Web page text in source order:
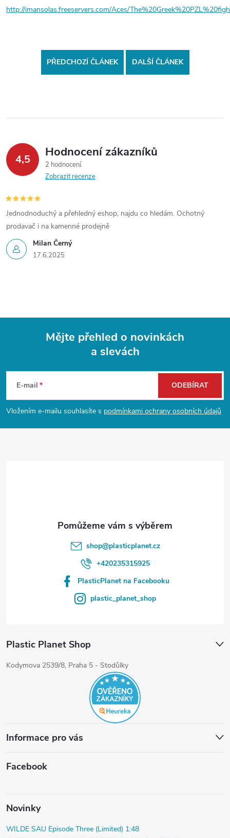
http://imansolas.freeservers.com/Aces/
PŘEDCHOZÍ ČLÁNEK DALŠÍ ČLÁNEK
4,5 Hodnocení zákazníků
2 hodnocení
Zobrazit recenze
Milan Černý
17.6.2025
Jednodnoduchý a přehledný eshop, najdu co hledám. Ochotný
prodavač i na kamenné prodejně
p
a
Mějte přehled o novinkách
a slevách
E-mail
Vložením e-mailu souhlasíte s podmínkami ochrany osobních údajů
ODEBÍRAT
shop@plasticplanet.cz
+420235315925
PlasticPlanet na Facebooku
plastic_planet_shop
Plastic Planet Shop
Kodymova 2539/8, Praha 5 - Stodůlky
Informace pro vás
Facebook
Novinky
WILDE SAU Episode Three (Limited) 1:48